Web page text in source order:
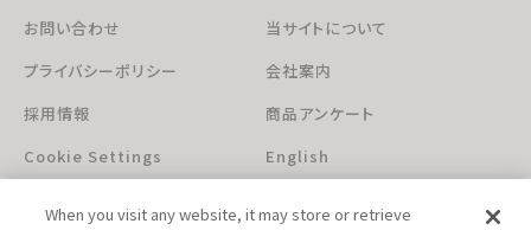
お問い合わせ
当サイトについて
プライバシーポリシー
会社案内
採用情報
商品アンケート
Cookie Settings
English
When you visit any website, it may store or retrieve